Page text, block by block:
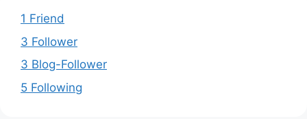
1 Friend
3 Follower
3 Blog-Follower
5 Following